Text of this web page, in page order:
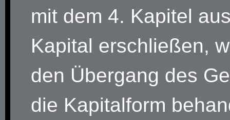
mit dem 4. Kapitel
Kapital erschließen,
den Übergang des
die Kapitalform